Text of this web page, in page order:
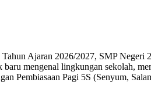
Ajaran 2026/2027, SMP
mengenal lingkungan sekolah,
Pembiasaan Pagi 5S (Senyum,